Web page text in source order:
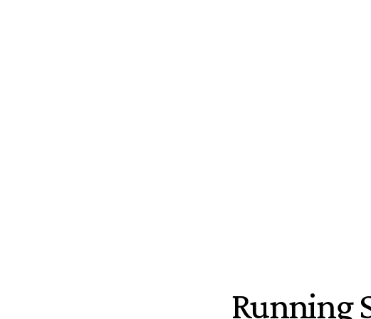
Running